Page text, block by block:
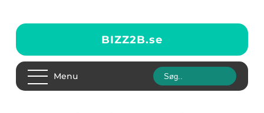
BIZZ2B.se
Menu